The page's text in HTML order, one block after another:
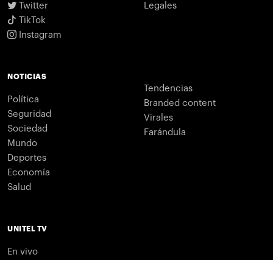
Twitter
TikTok
Instagram
Legales
NOTICIAS
Política
Seguridad
Sociedad
Mundo
Deportes
Economía
Salud
Tendencias
Branded content
Virales
Farándula
UNITEL TV
En vivo